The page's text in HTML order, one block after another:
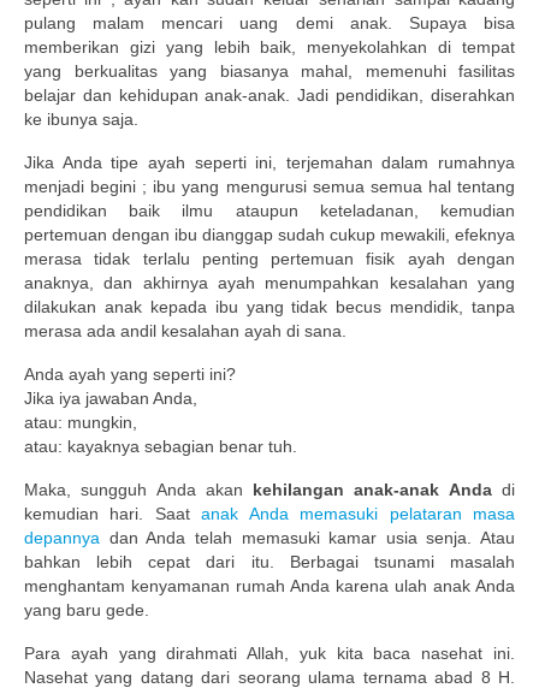
Publikasi Dakwah Gratis
Kajian Gratis di Jogja
Contact
About
pulang malam mencari uang demi anak. Supaya bisa
memberikan gizi yang lebih baik, menyekolahkan di tempat
yang berkualitas yang biasanya mahal, memenuhi fasilitas
belajar dan kehidupan anak-anak. Jadi pendidikan, diserahkan
ke ibunya saja.
Jika Anda tipe ayah seperti ini, terjemahan dalam rumahnya
menjadi begini ; ibu yang mengurusi semua semua hal tentang
pendidikan baik ilmu ataupun keteladanan, kemudian
pertemuan dengan ibu dianggap sudah cukup mewakili, efeknya
merasa tidak terlalu penting pertemuan fisik ayah dengan
anaknya, dan akhirnya ayah menumpahkan kesalahan yang
dilakukan anak kepada ibu yang tidak becus mendidik, tanpa
merasa ada andil kesalahan ayah di sana.
Anda ayah yang seperti ini?
Jika iya jawaban Anda,
atau: mungkin,
atau: kayaknya sebagian benar tuh.
Maka, sungguh Anda akan kehilangan anak-anak Andadi
kemudian hari. Saatanak Anda memasuki pelataran masa
depannya dan Anda telah memasuki kamar usia senja. Atau
bahkan lebih cepat dari itu. Berbagai tsunami masalah
menghantam kenyamanan rumah Anda karena ulah anak Anda
yang baru gede.
Para ayah yang dirahmati Allah, yuk kita baca nasehat ini.
Nasehat yang datang dari seorang ulama ternama abad 8 H.